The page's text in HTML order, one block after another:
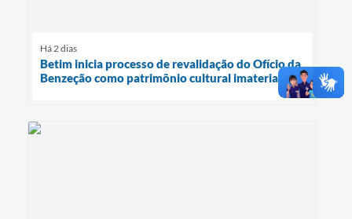
Há 2 dias
Betim inicia processo de revalidação do Ofício da
Benzeção como patrimônio cultural imaterial